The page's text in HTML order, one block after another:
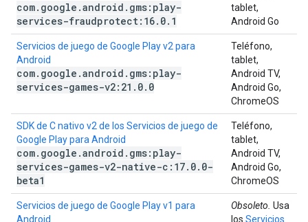
com. google .android . gms:play-
services-fraudprotect:16. 0. 1
tablet,
Android Go
Servicios de juego de Google Play v2 para
Android
com. google .android . gms:play-
services-games-v2:21 . 0. 0
Teléfono,
tablet,
Android TV,
Android Go,
ChromeOS
SDK de C nativo v2 de los Servicios de juego de
Google Play para Android
com. google .android . gms:play-
services-games-v2-native-c:17. 0. 0-
beta1
Teléfono,
tablet,
Android TV,
Android Go,
ChromeOS
Servicios de juego de Google Play v1 para
Android
Obsoleto. Usa
los Servicios